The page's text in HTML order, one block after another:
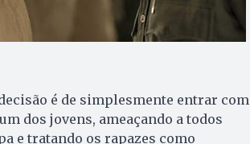
é de simplesmente entrar com
dos jovens, ameaçando a todos
e tratando os rapazes como